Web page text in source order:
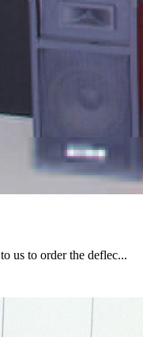
us to order the deflec...